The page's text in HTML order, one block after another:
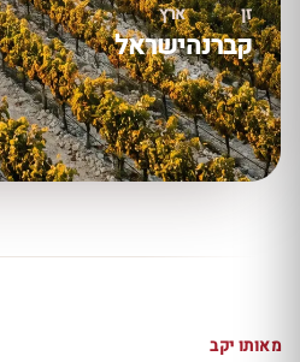
זן
קברנה
ארץ
ישראל
מאותו יקב